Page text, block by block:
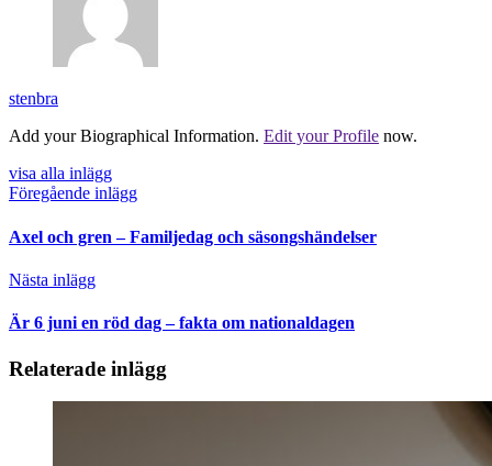
stenbra
Add your Biographical Information. Edit your Profile now.
visa alla inlägg
Föregående inlägg
Axel och gren – Familjedag och säsongshändelser
Nästa inlägg
Är 6 juni en röd dag – fakta om nationaldagen
Relaterade inlägg